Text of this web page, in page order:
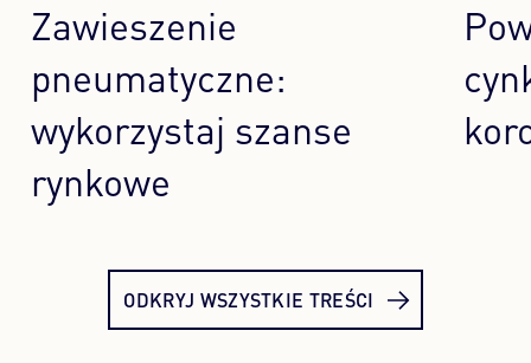
Zawieszenie
pneumatyczne:
wykorzystaj szanse
rynkowe
ODKRYJ WSZYSTKIE TREŚCI